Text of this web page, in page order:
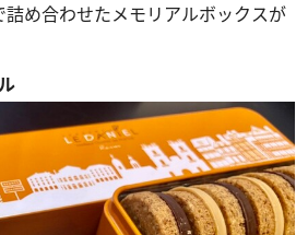
め合わせたメモリアルボックスが